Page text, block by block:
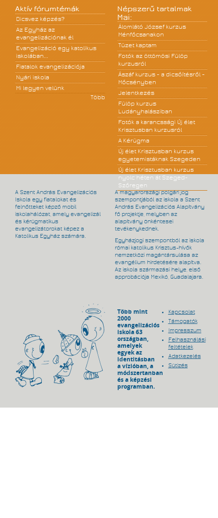
Aktív fórumtémák
Dicsvez képzés?
Az Egyház az
evangelizációnak él
Evangelizáció egy katolikus
iskolában...
Fiatalok evangelizációja
Nyári iskola
Mi legyen velünk
Több
Népszerű tartalmak
Mai:
Álomlátó József kurzus
Ménfőcsanakon
Tüzet kaptam
Fotók az öttömösi Fülöp
kurzusról
Ászáf kurzus - a dicsőítésről -
Mőcsényben
Jelentkezés
Fülöp kurzus
Ludányhalásziban
Fotók a karancssági Új élet
Krisztusban kurzusról
A Kérügma
Új élet Krisztusban kurzus
egyetemistáknak Szegeden
Új élet Krisztusban kurzus
nyolc héten át Szeged-
Szőregen
A Szent András Evangelizációs
Iskola egy fiatalokat és
felnőtteket képző mobil
iskolahálózat, amely evangelizál
és kérügmatikus
evangelizátorokat képez a
Katolikus Egyház számára.
A magyarországi polgári jog
szempontjából az iskola a Szent
András Evangelizációs Alapítvány
fő projektje, melyben az
alapítvány önkéntesei
tevékenykednek.
Egyházjogi szempontból az iskola
római katolikus Krisztus-hívők
nemzetközi magántársulása az
evangélium hirdetésére alapítva.
Az iskola származási helye, első
approbációja Mexikó, Guadalajara.
Több mint
2000
evangelizációs
iskola 63
országban,
amelyek
egyek az
identitásban
a vízióban, a
módszertanban
és a képzési
programban.
Kapcsolat
Támogatók
Impresszum
Felhasználási
feltételek
Adatkezelés
Sütizés